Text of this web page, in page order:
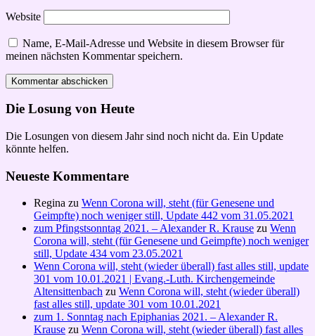
Website
Name, E-Mail-Adresse und Website in diesem Browser für
meinen nächsten Kommentar speichern.
Die Losung von Heute
Die Losungen von diesem Jahr sind noch nicht da. Ein Update
könnte helfen.
Neueste Kommentare
Regina zu Wenn Corona will, steht (für Genesene und
Geimpfte) noch weniger still, Update 442 vom 31.05.2021
zum Pfingstsonntag 2021. – Alexander R. Krause zu Wenn
Corona will, steht (für Genesene und Geimpfte) noch weniger
still, Update 434 vom 23.05.2021
Wenn Corona will, steht (wieder überall) fast alles still, update
301 vom 10.01.2021 | Evang.-Luth. Kirchengemeinde
Altensittenbach zu Wenn Corona will, steht (wieder überall)
fast alles still, update 301 vom 10.01.2021
zum 1. Sonntag nach Epiphanias 2021. – Alexander R.
Krause zu Wenn Corona will, steht (wieder überall) fast alles